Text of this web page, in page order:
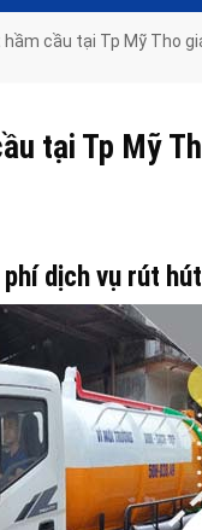
cầu tại Tp Mỹ Tho
tại Tp Mỹ
dịch vụ rút